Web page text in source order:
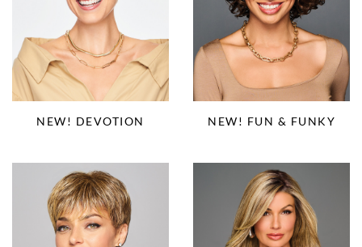
NEW! DEVOTION NEW! FUN & FUNKY